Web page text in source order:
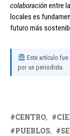
colaboraciónentre
locales es
futuro más
Este artículo
por un periodista.
CENTRO
PUEBLOS